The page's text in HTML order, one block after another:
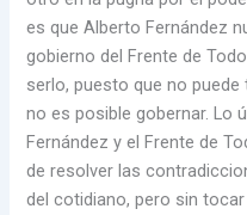
es que Alberto Fernández
gobierno del Frente de
serlo, puesto que no
no es posible gobernar. Lo
Fernández y el Frente de
de resolver las
del cotidiano, pero sin